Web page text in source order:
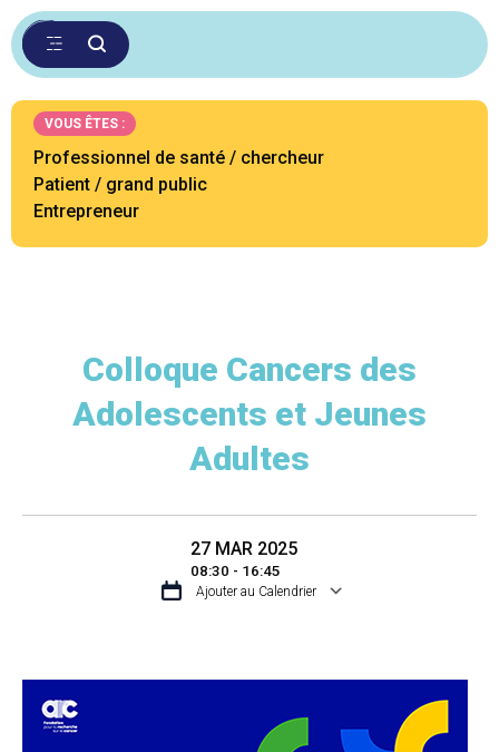
VOUS ÊTES :
Professionnel de santé / chercheur
Patient / grand public
Entrepreneur
Colloque Cancers des
Adolescents et Jeunes
Adultes
27 MAR 2025
08:30 - 16:45
Ajouter au Calendrier